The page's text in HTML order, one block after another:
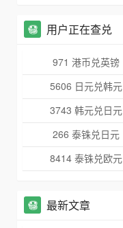
用户正在查兑
971 港币兑英镑
5606 日元兑韩元
3743 韩元兑日元
266 泰铢兑日元
8414 泰铢兑欧元
最新文章